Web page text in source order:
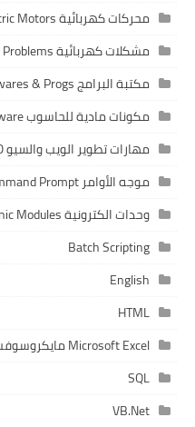
محركات كهربائية Electric Motors
مشكلات كهربائية Electrical Problems
مكتبة البرامج Softwares & Progs
مكونات مادية للحاسوب Computer Hardware
مهارات تطوير الويب والسيو Web Development & SEO
موجه الأوامر Command Prompt
وحدات الكترونية Electronic Modules
Batch Scripting
English
HTML
Microsoft Excel مايكروسوفت إكسل
SQL
VB.Net